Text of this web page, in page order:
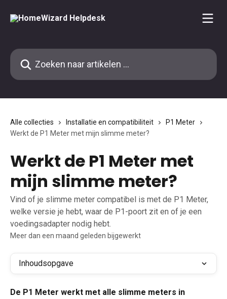
Zoeken naar artikelen ...
Alle collecties Installatie en compatibiliteit
P1 Meter
Werkt de P1 Meter met mijn slimme meter?
Werkt de P1 Meter met
mijn slimme meter?
Vind of je slimme meter compatibel is met de P1 Meter,
welke versie je hebt, waar de P1-poort zit en of je een
voedingsadapter nodig hebt.
Meer dan een maand geleden bijgewerkt
Inhoudsopgave
De P1 Meter werkt met alle slimme meters in